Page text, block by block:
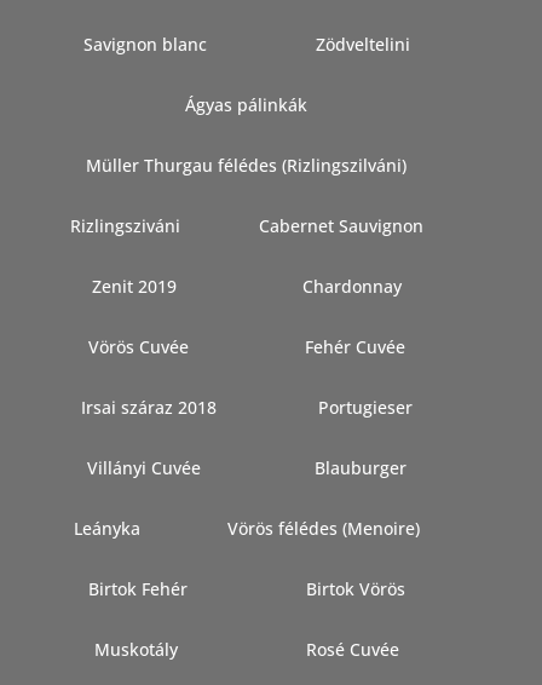
Savignon blanc Zödveltelini
Ágyas pálinkák
Müller Thurgau félédes (Rizlingszilváni)
Rizlingsziváni Cabernet Sauvignon
Zenit 2019 Chardonnay
Vörös Cuvée Fehér Cuvée
Irsai száraz 2018 Portugieser
Villányi Cuvée Blauburger
Leányka Vörös félédes (Menoire)
Birtok Fehér Birtok Vörös
Muskotály Rosé Cuvée